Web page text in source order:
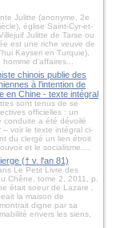
Julitte (anonyme, 2e
église Saint-Cyr-et-
Julitte de Tarse ou
est une riche veuve de
Kayseri en Turquie),
d'affaires...
chinois publie des
à l'intention de
en Chine - texte intégral
sont tenus de se
officielles : un
conduite a été dévoilé
– voir le texte intégral ci-
du clergé un lien étroit
et le socialisme....
(† v. l'an 81)
Le Petit Livre des
Chêne, tome 2, 2011, p.
était soeur de Lazare .
la maison de
digne par sa
envers les siens,